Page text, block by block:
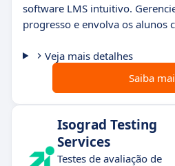
software LMS intuitivo.
progresso e envolva os alunos
Veja mais detalhes
Saiba
Isograd Testing
Services
Testes de avaliação de